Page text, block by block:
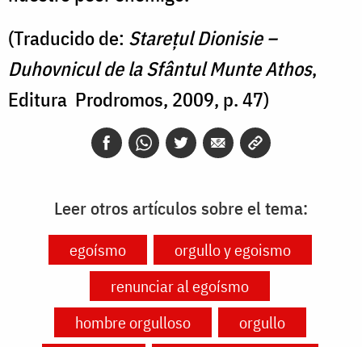
(Traducido de: Starețul Dionisie –
Duhovnicul de la Sfântul Munte Athos,
Editura Prodromos, 2009, p. 47)
Leer otros artículos sobre el tema:
egoísmo
orgullo y egoismo
renunciar al egoísmo
hombre orgulloso
orgullo